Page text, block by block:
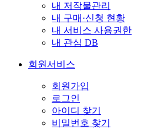
내 저작물관리
내 구매·신청 현황
내 서비스 사용권한
내 관심 DB
회원서비스
회원가입
로그인
아이디 찾기
비밀번호 찾기